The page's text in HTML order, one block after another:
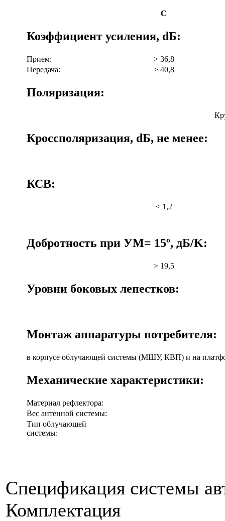
С
Коэффициент усиления, dБ:
Прием:
> 36,8
Передача:
> 40,8
Поляризация:
Кроссполяризация, dБ, не менее:
КСВ:
< 1,2
Добротность при УМ= 15º, дБ/K:
> 19,5
Уровни боковых лепестков:
Монтаж аппаратуры потребителя:
в корпусе облучающей системы (МШУ, КВП) и на
Механические характеристики:
Материал рефлектора:
Вес антенной системы:
Тип облучающей
системы:
Спецификация системы
Комплектация